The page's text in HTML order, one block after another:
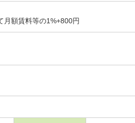
月額賃料等の1%+800円